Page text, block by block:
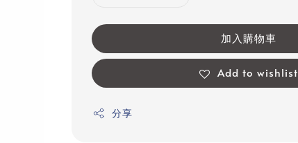
加入購物車
Add to wishlist
分享